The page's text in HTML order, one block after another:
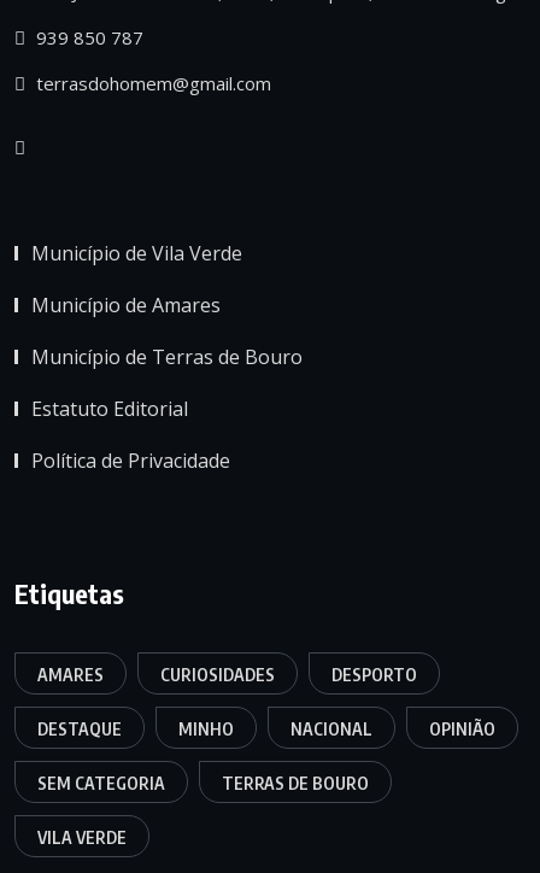
939 850 787
terrasdohomem@gmail.com
Município de Vila Verde
Município de Amares
Município de Terras de Bouro
Estatuto Editorial
Política de Privacidade
Etiquetas
AMARES CURIOSIDADES DESPORTO
DESTAQUE MINHO NACIONAL OPINIÃO
SEM CATEGORIA TERRAS DE BOURO
VILA VERDE